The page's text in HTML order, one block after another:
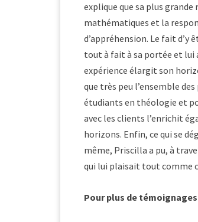
explique que sa plus
mathématiques et la
d’appréhension. Le fait
tout à fait à sa portée et lui
expérience élargit son
que très peu l’ensemble
étudiants en théologie et
avec les clients l’enrichit
horizons. Enfin, ce qui se
même, Priscilla a pu, à
qui lui plaisait tout comme
Pour plus de